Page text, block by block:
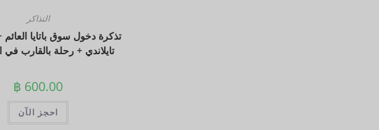
التذاكر
تذكرة دخول سوق باتايا
تايلاندي + رحلة بالقارب في
฿600.00
احجز الآن